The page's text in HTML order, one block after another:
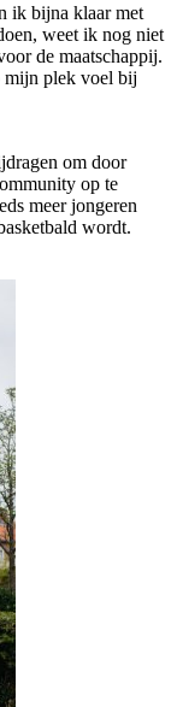
ik bijna klaar met
weet ik nog niet
de maatschappij.
mijn plek voel bij
om door
op te
meer jongeren
wordt.